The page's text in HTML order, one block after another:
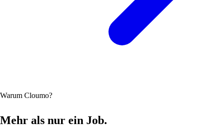
Warum Cloumo?
Mehr als nur ein Job.